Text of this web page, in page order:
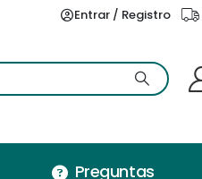
Entrar / Registro
Preguntas